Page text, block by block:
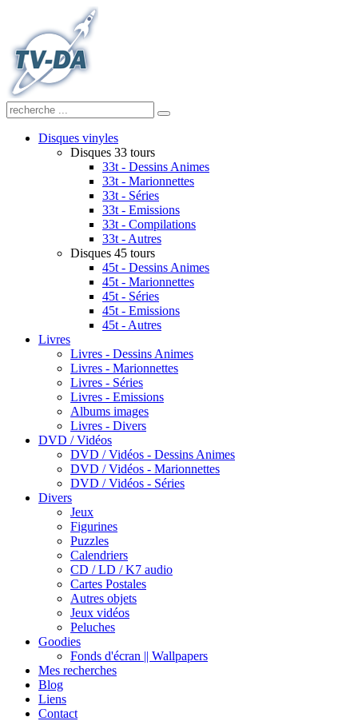
Disques vinyles
Disques 33 tours
33t - Dessins Animes
33t - Marionnettes
33t - Séries
33t - Emissions
33t - Compilations
33t - Autres
Disques 45 tours
45t - Dessins Animes
45t - Marionnettes
45t - Séries
45t - Emissions
45t - Autres
Livres
Livres - Dessins Animes
Livres - Marionnettes
Livres - Séries
Livres - Emissions
Albums images
Livres - Divers
DVD / Vidéos
DVD / Vidéos - Dessins Animes
DVD / Vidéos - Marionnettes
DVD / Vidéos - Séries
Divers
Jeux
Figurines
Puzzles
Calendriers
CD / LD / K7 audio
Cartes Postales
Autres objets
Jeux vidéos
Peluches
Goodies
Fonds d'écran || Wallpapers
Mes recherches
Blog
Liens
Contact